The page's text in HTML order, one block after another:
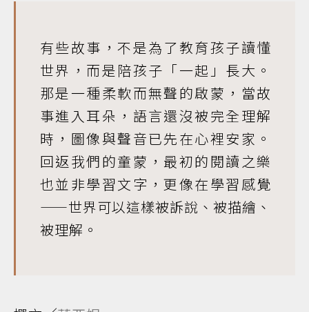
有些故事，不是為了教育孩子讀懂
世界，而是陪孩子「一起」長大。
那是一種柔軟而無聲的啟蒙，當故
事進入耳朵，語言還沒被完全理解
時，圖像與聲音已先在心裡安家。
回返我們的童蒙，最初的閱讀之樂
也並非學習文字，更像在學習感覺
——世界可以這樣被訴說、被描繪、
被理解。